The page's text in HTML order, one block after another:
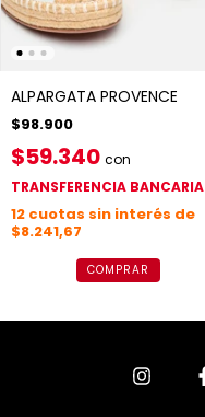
ALPARGATA PROVENCE
$98.900
$59.340 con
TRANSFERENCIA BANCARIA
12 cuotas sin interés de
$8.241,67
COMPRAR